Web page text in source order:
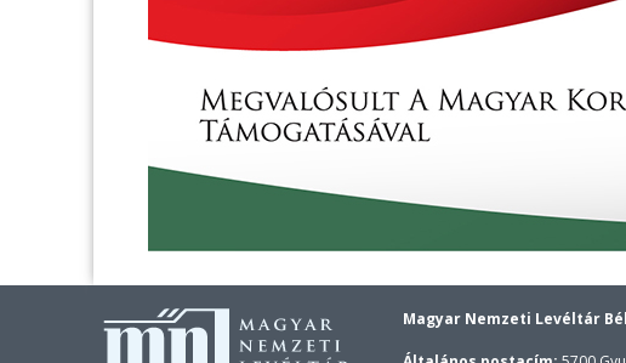
Magyar Nemzeti Levéltár